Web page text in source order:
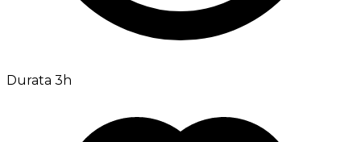
Durata 3h